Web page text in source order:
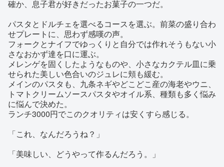
確か、息子君が好きだったお菓子の一つだ。
パスタとドルチェを選べるコースを選ぶ。前菜の盛り合わ
せプレートに、思わず感嘆の声。
フォークとナイフでゆっくりと自分では作れそうもない小
さなおかず達を口に運ぶ。
メレンゲを固くしたようなものや、小さなカクテル皿に乗
せられた美しい色合いのジュレに頬も緩む。
メインのパスタも、九条ネギやどこどこ産の海老やウニ、
トマトクリームソースパスタやオイル系、種類も多く悩み
に悩んで決めた。
ランチ3000円でこのクオリティは安くすら感じる。
「これ、なんだろうね？」
「美味しい、どうやって作るんだろう。」